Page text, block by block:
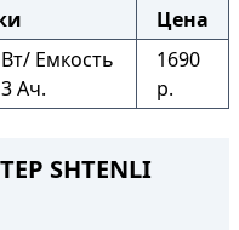
Цена
Емкость
Ач.
1690
р.
SHTENLI